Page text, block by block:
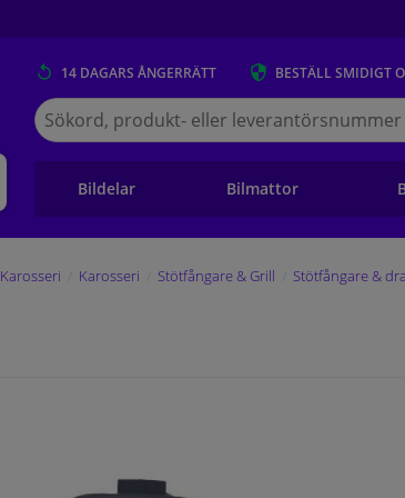
14 DAGARS ÅNGERRÄTT BESTÄLL SMIDIGT
Sök
på
Winparts.se
Bildelar Bilmattor
Karosseri Karosseri Stötfångare & Grill Stötfångare &